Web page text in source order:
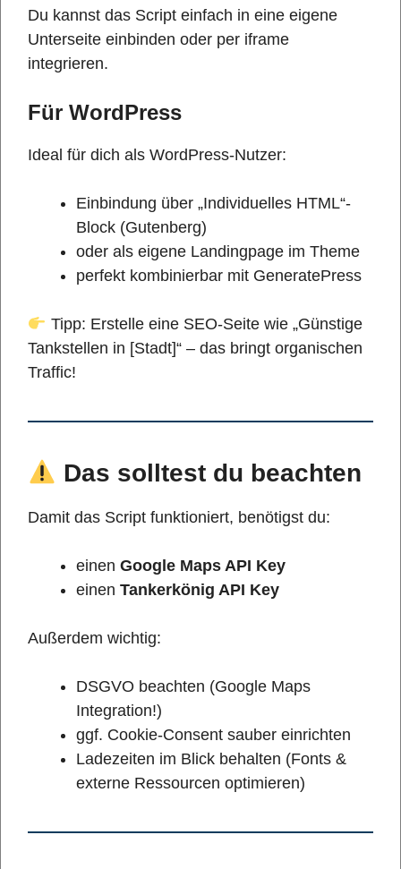
Du kannst das Script einfach in eine eigene
Unterseite einbinden oder per iframe
integrieren.
Für WordPress
Ideal für dich als WordPress-Nutzer:
Einbindung über „Individuelles HTML“-
Block (Gutenberg)
oder als eigene Landingpage im Theme
perfekt kombinierbar mit GeneratePress
Tipp: Erstelle eine SEO-Seite wie „Günstige
Tankstellen in [Stadt]“ – das bringt organischen
Traffic!
Das solltest du beachten
Damit das Script funktioniert, benötigst du:
einen Google Maps API Key
einen Tankerkönig API Key
Außerdem wichtig:
DSGVO beachten (Google Maps
Integration!)
ggf. Cookie-Consent sauber einrichten
Ladezeiten im Blick behalten (Fonts &
externe Ressourcen optimieren)